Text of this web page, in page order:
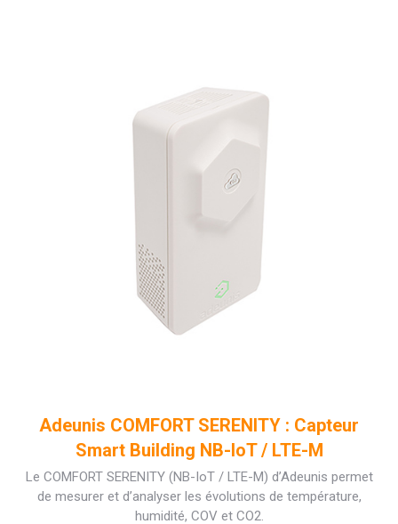
Adeunis COMFORT SERENITY : Capteur
Smart Building NB-IoT / LTE-M
Le COMFORT SERENITY (NB-IoT / LTE-M) d’Adeunis permet
de mesurer et d’analyser les évolutions de température,
humidité, COV et CO2.